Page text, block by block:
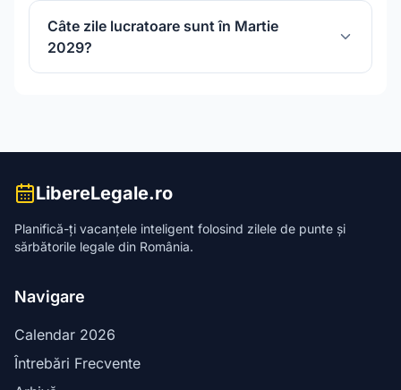
Câte zile lucratoare sunt în Martie
2029?
LibereLegale.ro
Planifică-ți vacanțele inteligent folosind zilele de punte și
sărbătorile legale din România.
Navigare
Calendar 2026
Întrebări Frecvente